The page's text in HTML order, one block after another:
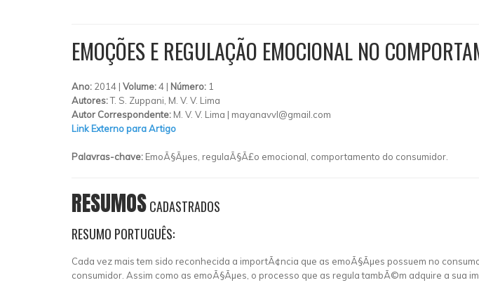
EMOÇÕES E REGULAÇÃO EMOCIONAL NO
Ano: 2014 | Volume:4 | Número: 1
Autores:T. S. Zuppani, M. V. V. Lima
Autor Correspondente: M. V. V. Lima | mayanavvl@gmail.com
Link Externo para Artigo
Palavras-chave: EmoÃ§Ãµes, regulaÃ§Ã£o emocional, comportamento do consumidor.
RESUMOSCADASTRADOS
RESUMO PORTUGUÊS:
Cada vez mais tem sido reconhecida a importÃ¢ncia que as emoÃ§Ãµes possuem no
consumidor. Assim como as emoÃ§Ãµes, o processo que as regula tambÃ©m adquire a